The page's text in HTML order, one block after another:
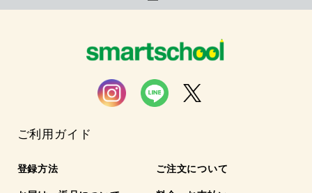
ご利用ガイド
登録方法 ご注文について